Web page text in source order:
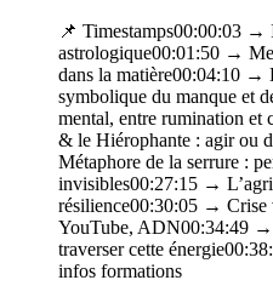
📌 Timestamps⁠00:00:03 →
astrologique⁠00:01:50 →
dans la matière⁠00:04:10 →
symbolique du manque et
mental, entre rumination
& le Hiérophante : agir ou
Métaphore de la serrure :
invisibles⁠00:27:15 →
résilience⁠00:30:05 → Crise
YouTube, ADN⁠00:34:49 →
traverser cette
infos formations